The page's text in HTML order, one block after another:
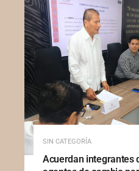
SIN CATEGORÍA
Acuerdan integrantes